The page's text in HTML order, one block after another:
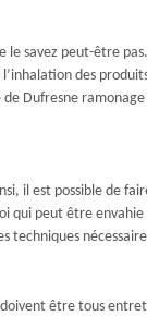
le savez peut-être
des
Dufresne
il est possible de
peut être
techniques
être tous